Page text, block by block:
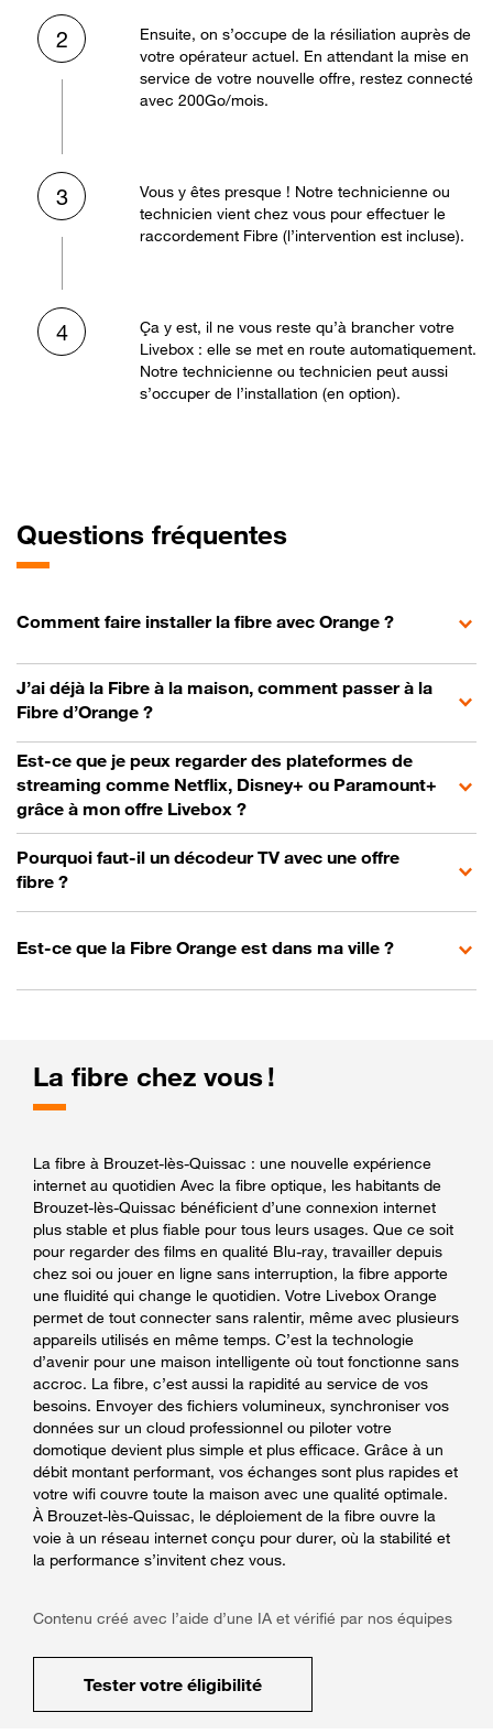
2
Ensuite, on s’occupe de la résiliation auprès de
votre opérateur actuel. En attendant la mise en
service de votre nouvelle offre, restez connecté
avec 200Go/mois.
3
Vous y êtes presque ! Notre technicienne ou
technicien vient chez vous pour effectuer le
raccordement Fibre (l’intervention est incluse).
4
Ça y est, il ne vous reste qu’à brancher votre
Livebox : elle se met en route automatiquement.
Notre technicienne ou technicien peut aussi
s’occuper de l’installation (en option).
Questions fréquentes
Comment faire installer la fibre avec Orange ?
J’ai déjà la Fibre à la maison, comment passer à la
Fibre d’Orange ?
Est-ce que je peux regarder des plateformes de
streaming comme Netflix, Disney+ ou Paramount+
grâce à mon offre Livebox ?
Pourquoi faut-il un décodeur TV avec une offre
fibre ?
Est-ce que la Fibre Orange est dans ma ville ?
La fibre chez vous !
La fibre à Brouzet-lès-Quissac : une nouvelle expérience
internet au quotidien Avec la fibre optique, les habitants de
Brouzet-lès-Quissac bénéficient d’une connexion internet
plus stable et plus fiable pour tous leurs usages. Que ce soit
pour regarder des films en qualité Blu-ray, travailler depuis
chez soi ou jouer en ligne sans interruption, la fibre apporte
une fluidité qui change le quotidien. Votre Livebox Orange
permet de tout connecter sans ralentir, même avec plusieurs
appareils utilisés en même temps. C’est la technologie
d’avenir pour une maison intelligente où tout fonctionne sans
accroc. La fibre, c’est aussi la rapidité au service de vos
besoins. Envoyer des fichiers volumineux, synchroniser vos
données sur un cloud professionnel ou piloter votre
domotique devient plus simple et plus efficace. Grâce à un
débit montant performant, vos échanges sont plus rapides et
votre wifi couvre toute la maison avec une qualité optimale.
À Brouzet-lès-Quissac, le déploiement de la fibre ouvre la
voie à un réseau internet conçu pour durer, où la stabilité et
la performance s’invitent chez vous.
Contenu créé avec l’aide d’une IA et vérifié par nos équipes
Tester votre éligibilité